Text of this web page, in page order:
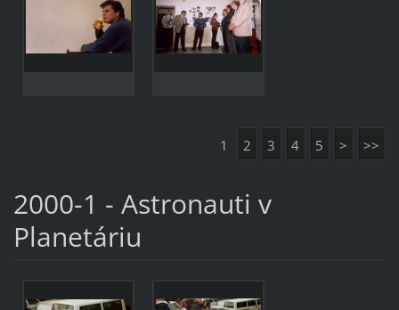
1 2 3 4 5 > >>
2000-1 - Astronauti v
Planetáriu